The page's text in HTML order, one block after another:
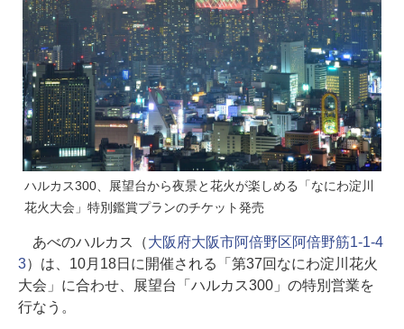
ハルカス300、展望台から夜景と花火が楽しめる「なにわ淀川
花火大会」特別鑑賞プランのチケット発売
あべのハルカス（大阪府大阪市阿倍野区阿倍野筋1-1-4
3）は、10月18日に開催される「第37回なにわ淀川花火
大会」に合わせ、展望台「ハルカス300」の特別営業を
行なう。